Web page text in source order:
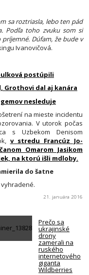
sa roztriasla, lebo ten pád
Podľa toho zvuku som si
Dúfam, že bude v
Ivanovičová.
postúpili
Grothovi dal aj kanára
nesleduje
na mieste incidentu
V utorok počas
s Uzbekom Denisom
v stredu Francúz Jo-
Omarom Jasikom
na ktorú išli mdloby.
do šatne
21. januára 2016
Prečo sa
ukrajinské
drony
zamerali na
ruského
internetového
giganta
Wildberries